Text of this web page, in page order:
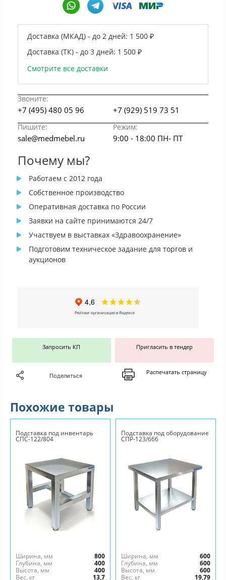
Доставка (МКАД) - до 2 дней: 1 500 ₽
Доставка (ТК) - до 3 дней: 1 500 ₽
Смотрите все доставки
Звоните:
+7 (495) 480 05 96 +7 (929) 519 73 51
Пишите: Режим:
sale@medmebel.ru 9:00 - 18:00 ПН- ПТ
Почему мы?
Работаем с 2012 года
Собственное производство
Оперативная доставка по России
Заявки на сайте принимаются 24/7
Участвуем в выставках «Здравоохранение»
Подготовим техническое задание для торгов и
аукционов
Запросить КП Пригласить в тендер
Поделиться Распечатать страницу
Похожие товары
Подставка под инвентарь
СПС-122/804
Ширина, мм
800
Глубина, мм
400
Высота, мм
400
Вес, кг
13,7
Подставка под оборудование
СПР-123/666
Ширина, мм
600
Глубина, мм
600
Высота, мм
600
Вес, кг
19,79